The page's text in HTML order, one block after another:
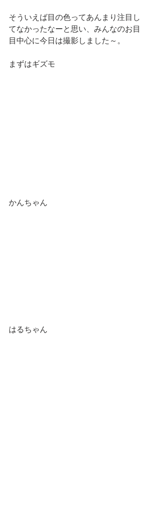
そういえば目の色ってあんまり注目し
てなかったなーと思い、みんなのお目
目中心に今日は撮影しました～。
まずはギズモ
かんちゃん
はるちゃん